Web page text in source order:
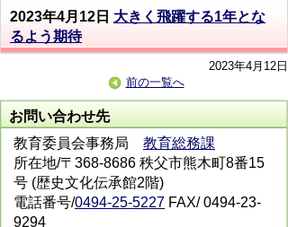
2023年4月12日 大きく飛躍する1年とな
るよう期待
2023年4月12日
前の一覧へ
お問い合わせ先
教育委員会事務局 教育総務課
所在地/〒368-8686 秩父市熊木町8番15
号 (歴史文化伝承館2階)
電話番号/0494-25-5227 FAX/ 0494-23-
9294